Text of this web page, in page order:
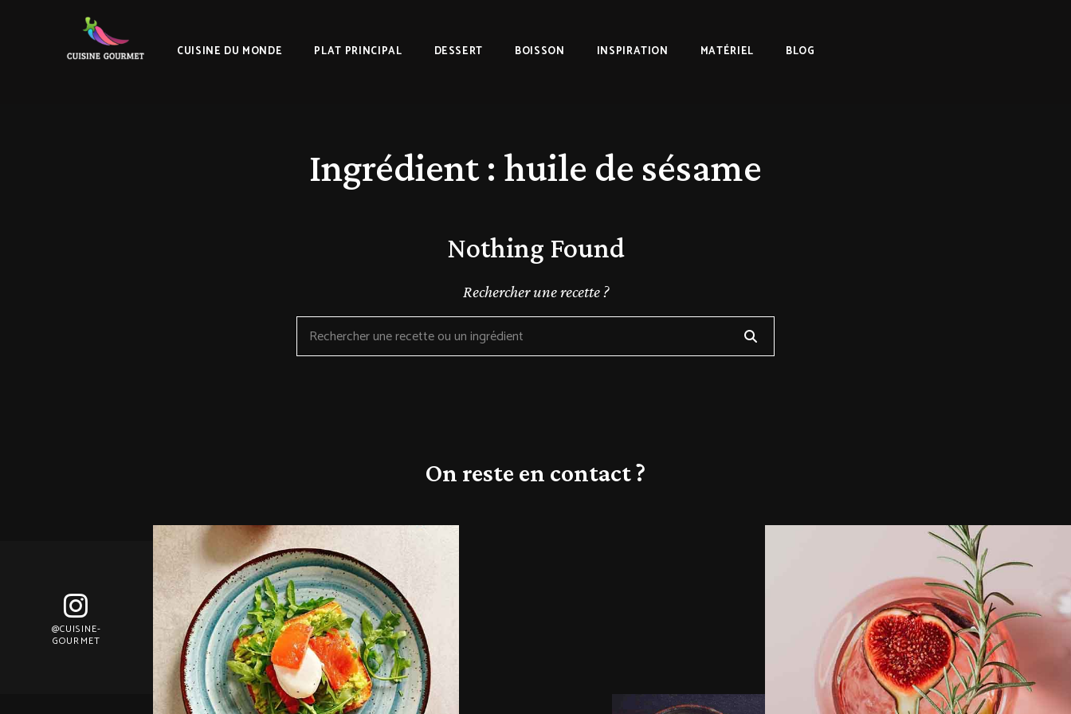
CUISINE DU MONDE PLAT PRINCIPAL DESSERT BOISSON INSPIRATION MATÉRIEL BLOG
Ingrédient : huile de sésame
Nothing Found
Rechercher une recette ?
On reste en contact ?
@CUISINE-
GOURMET